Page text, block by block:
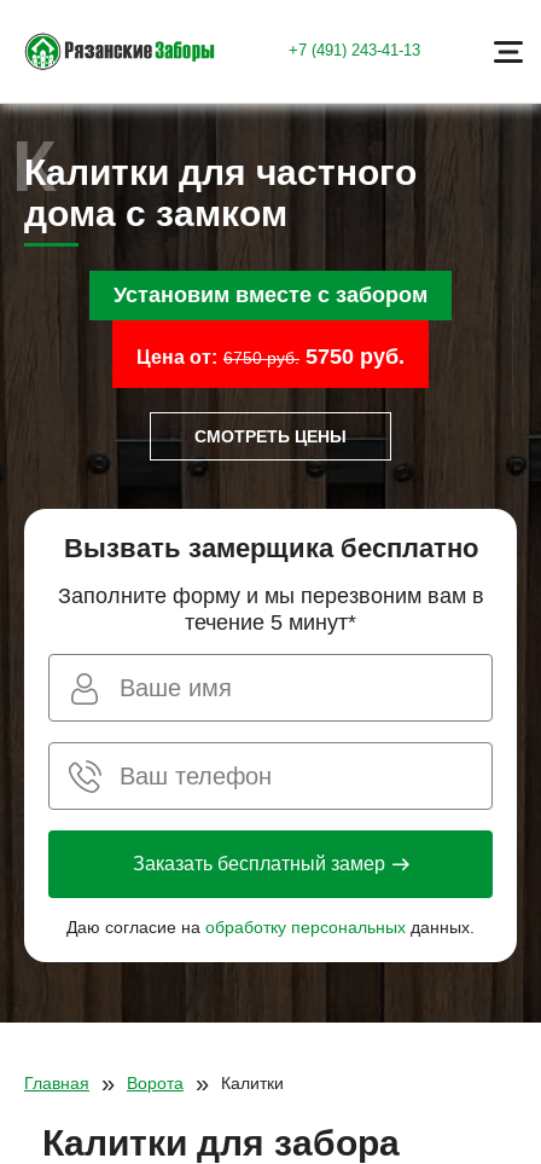
+7 (491) 243-41-13
Калитки для частного
дома с замком
Установим вместе с забором
Цена от: 6750 руб. 5750 руб.
СМОТРЕТЬ ЦЕНЫ
Вызвать замерщика бесплатно
Заполните форму и мы перезвоним вам в
течение 5 минут*
Заказать бесплатный замер
Даю согласие на обработку персональных данных.
Главная » Ворота » Калитки
Калитки для забора